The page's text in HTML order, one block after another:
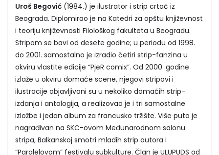
Uroš Begović (1984.) je ilustrator i strip crtač iz
Beograda. Diplomirao je na Katedri za opštu književnost
i teoriju književnosti Filološkog fakulteta u Beogradu.
Stripom se bavi od desete godine; u periodu od 1998.
do 2001. samostalno je izradio četiri strip-fanzina u
okviru vlastite edicije “PjeR comix”. Od 2000. godine
izlaže u okviru domaće scene, njegovi stripovi i
ilustracije objavljivani su u nekoliko domaćih strip-
izdanja i antologija, a realizovao je i tri samostalne
izložbe i jedan album za francusko tržište. Više puta je
nagrađivan na SKC-ovom Međunarodnom salonu
stripa, Balkanskoj smotri mladih strip autora i
“Paralelovom” festivalu subkulture. Član je ULUPUDS od